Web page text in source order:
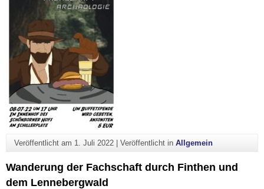
Veröffentlicht am 1. Juli 2022| Veröffentlicht in Allgemein
Wanderung der Fachschaft durch Finthen und
dem Lennebergwald